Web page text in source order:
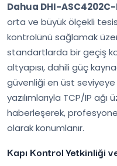
Dahua DHI-
orta ve büyük ölçekli
kontrolünü sağlamak
standartlarda bir geçiş
altyapısı, dahili güç
güvenliği en üst
yazılımlarıyla TCP/IP ağı
haberleşerek,
olarak konumlanır.
Kapı Kontrol Yetkinliği